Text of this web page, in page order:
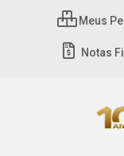
Meus
Notas